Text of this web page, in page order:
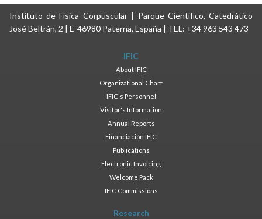
Instituto de Física Corpuscular | Parque Científico, Catedrático
José Beltrán, 2 | E-46980 Paterna, España | TEL: +34 963 543 473
IFIC
About IFIC
Organizational Chart
IFIC's Personnel
Visitor's Information
Annual Reports
Financiación IFIC
Publications
Electronic Invoicing
Welcome Pack
IFIC Commissions
Research